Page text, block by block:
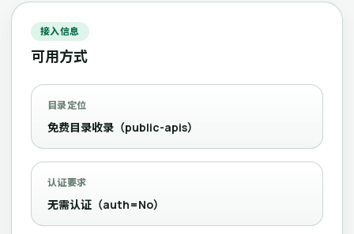
接入信息
可用方式
目录定位
免费目录收录（public-apis）
认证要求
无需认证（auth=No）